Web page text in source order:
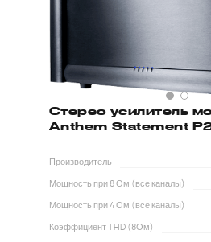
Стерео усилитель
Anthem Statement
Производитель
Мощность при 8 Ом (все каналы)
Мощность при 4 Ом (все каналы)
Коэффициент THD (8Ом)